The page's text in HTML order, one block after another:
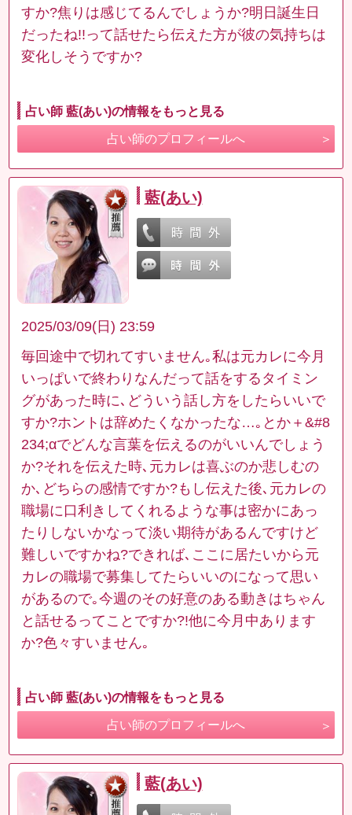
すか?焦りは感じてるんでしょうか?明日誕生日
だったね!!って話せたら伝えた方が彼の気持ちは
変化しそうですか?
占い師 藍(あい)の情報をもっと見る
占い師のプロフィールへ
藍(あい)
2025/03/09(日) 23:59
毎回途中で切れてすいません｡私は元カレに今月
いっぱいで終わりなんだって話をするタイミン
グがあった時に､どういう話し方をしたらいいで
すか?ホントは辞めたくなかったな…｡とか＋&#8
234;αでどんな言葉を伝えるのがいいんでしょう
か?それを伝えた時､元カレは喜ぶのか悲しむの
か､どちらの感情ですか?もし伝えた後､元カレの
職場に口利きしてくれるような事は密かにあっ
たりしないかなって淡い期待があるんですけど
難しいですかね?できれば､ここに居たいから元
カレの職場で募集してたらいいのになって思い
があるので｡今週のその好意のある動きはちゃん
と話せるってことですか?!他に今月中あります
か?色々すいません｡
占い師 藍(あい)の情報をもっと見る
占い師のプロフィールへ
藍(あい)